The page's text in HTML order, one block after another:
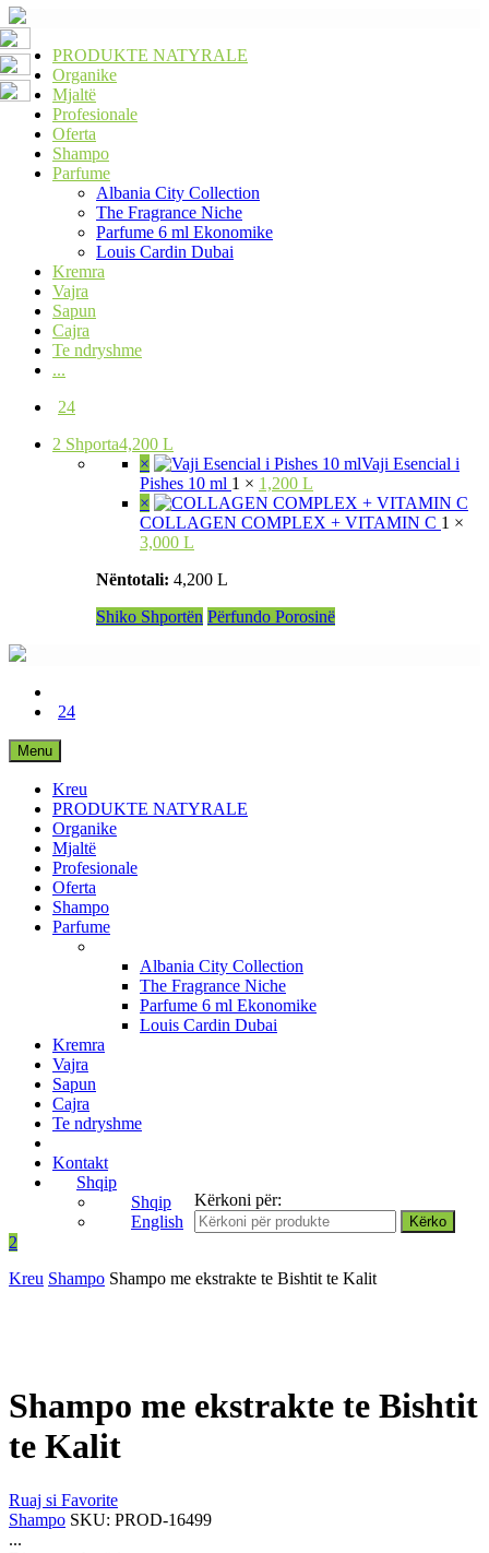
PRODUKTE NATYRALE
Organike
Mjaltë
Profesionale
Oferta
Shampo
Parfume
Albania City Collection
The Fragrance Niche
Parfume 6 ml Ekonomike
Louis Cardin Dubai
Kremra
Vajra
Sapun
Cajra
Te ndryshme
...
24
2 Shporta4,200 L
×
Vaji Esencial i
Pishes 10 ml 1 × 1,200 L
×
COLLAGEN COMPLEX + VITAMIN C 1 ×
3,000 L
Nëntotali: 4,200 L
Shiko Shportën Përfundo Porosinë
24
Menu
Kreu
PRODUKTE NATYRALE
Organike
Mjaltë
Profesionale
Oferta
Shampo
Parfume
Albania City Collection
The Fragrance Niche
Parfume 6 ml Ekonomike
Louis Cardin Dubai
Kremra
Vajra
Sapun
Cajra
Te ndryshme
Kontakt
Shqip
Shqip
English
Kërkoni për:
2
Kreu Shampo Shampo me ekstrakte te Bishtit te Kalit
Shampo me ekstrakte te Bishtit
te Kalit
Ruaj si Favorite
Shampo SKU: PROD-16499
...